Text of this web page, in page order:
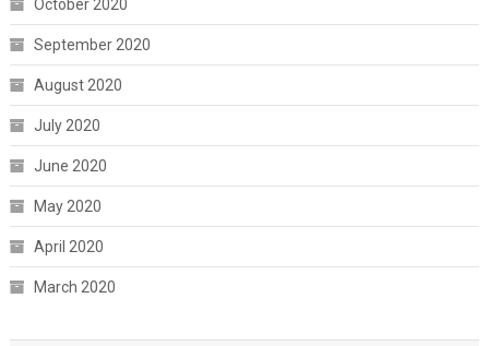
October 2020
September 2020
August 2020
July 2020
June 2020
May 2020
April 2020
March 2020